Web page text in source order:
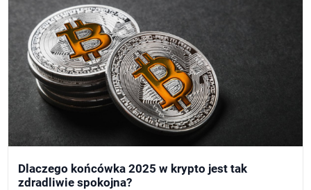
Dlaczego końcówka 2025 w krypto jest tak
zdradliwie spokojna?